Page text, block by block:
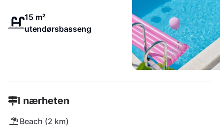
15 m²
utendørsbasseng
I nærheten
Beach (2 km)